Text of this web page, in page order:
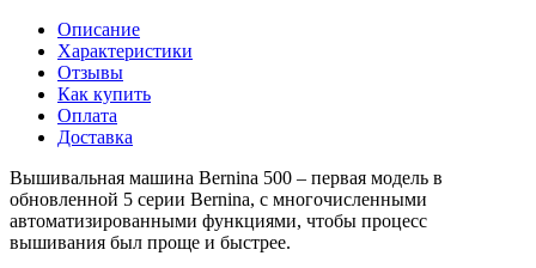
Описание
Характеристики
Отзывы
Как купить
Оплата
Доставка
Вышивальная машина Bernina 500 – первая модель в
обновленной 5 серии Bernina, с многочисленными
автоматизированными функциями, чтобы процесс
вышивания был проще и быстрее.